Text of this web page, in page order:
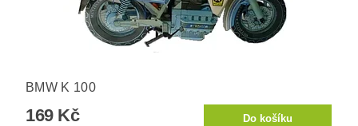
BMW K 100
169 Kč